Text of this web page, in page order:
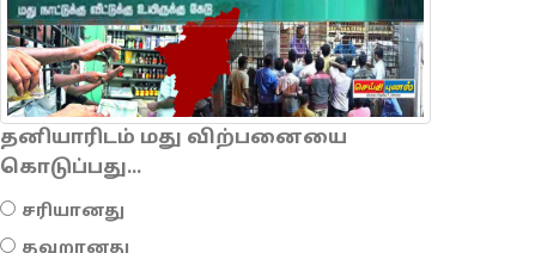
தனியாரிடம் மது விற்பனையை
கொடுப்பது...
சரியானது
தவறானது